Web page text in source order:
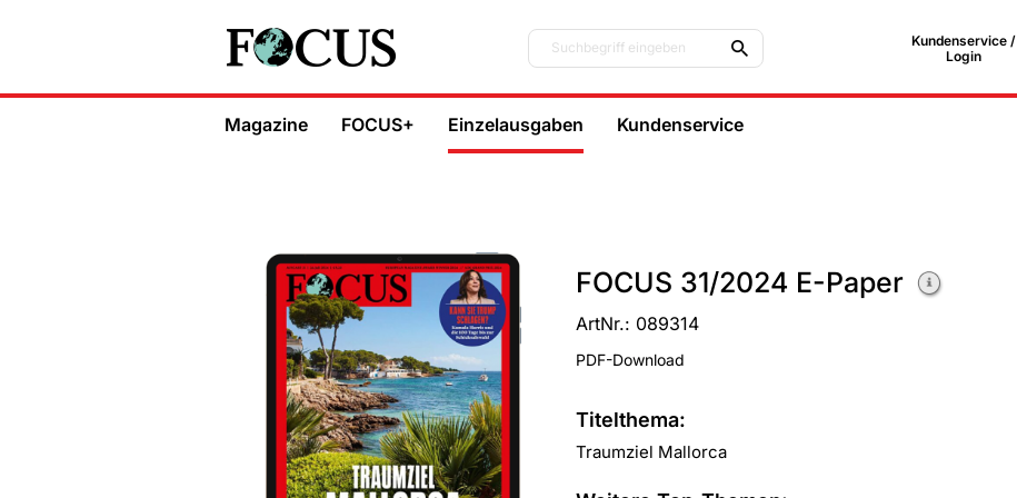
Magazine FOCUS+ Einzelausgaben Kundenservice
Kundenservice /
Login
Suchbegriff eingeben
FOCUS 31/2024 E-Paper
ArtNr.: 089314
PDF-Download
Titelthema:
Traumziel Mallorca